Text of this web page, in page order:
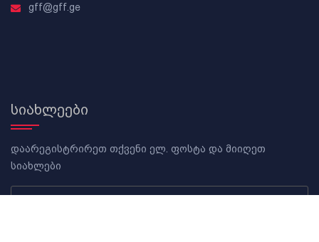
gff@gff.ge
სიახლეები
დაარეგისტრირეთ თქვენი ელ. ფოსტა და მიიღეთ
სიახლები